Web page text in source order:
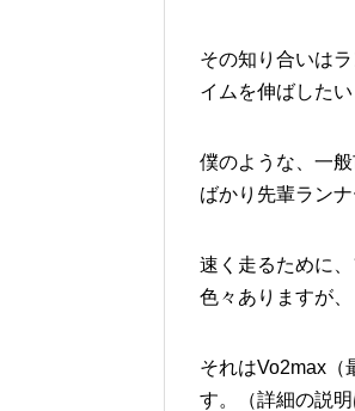
その知り合いは
イムを伸ばしたい
僕のような、一
ばかり先輩ラン
速く走るために
色々ありますが
それはVo2max（
す。（詳細の説